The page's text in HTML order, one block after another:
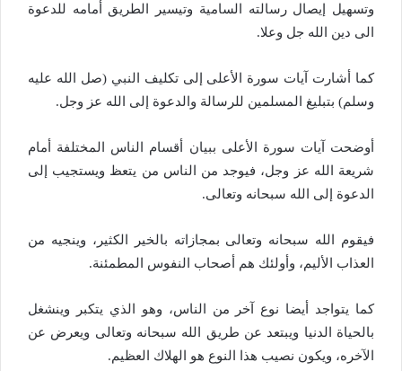
وتسهيل إيصال رسالته السامية وتيسير الطريق أمامه للدعوة
الى دين الله جل وعلا.
كما أشارت آيات سورة الأعلى إلى تكليف النبي (صل الله عليه
وسلم) بتبليغ المسلمين للرسالة والدعوة إلى الله عز وجل.
أوضحت آيات سورة الأعلى ببيان أقسام الناس المختلفة أمام
شريعة الله عز وجل، فيوجد من الناس من يتعظ ويستجيب إلى
الدعوة إلى الله سبحانه وتعالى.
فيقوم الله سبحانه وتعالى بمجازاته بالخير الكثير، وينجيه من
العذاب الأليم، وأولئك هم أصحاب النفوس المطمئنة.
كما يتواجد أيضا نوع آخر من الناس، وهو الذي يتكبر وينشغل
بالحياة الدنيا ويبتعد عن طريق الله سبحانه وتعالى ويعرض عن
الآخره، ويكون نصيب هذا النوع هو الهلاك العظيم.